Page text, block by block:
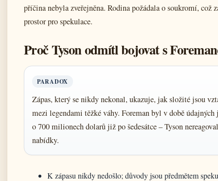
příčina nebyla zveřejněna. Rodina požádala o soukromí, což
prostor pro spekulace.
Proč Tyson odmítl bojovat s
PARADOX
Zápas, který se nikdy nekonal, ukazuje, jak složité jsou
mezi legendami těžké váhy. Foreman byl v době údajných
o 700 milionech dolarů již po šedesátce – Tyson
nabídky.
K zápasu nikdy nedošlo; důvody jsou předmětem